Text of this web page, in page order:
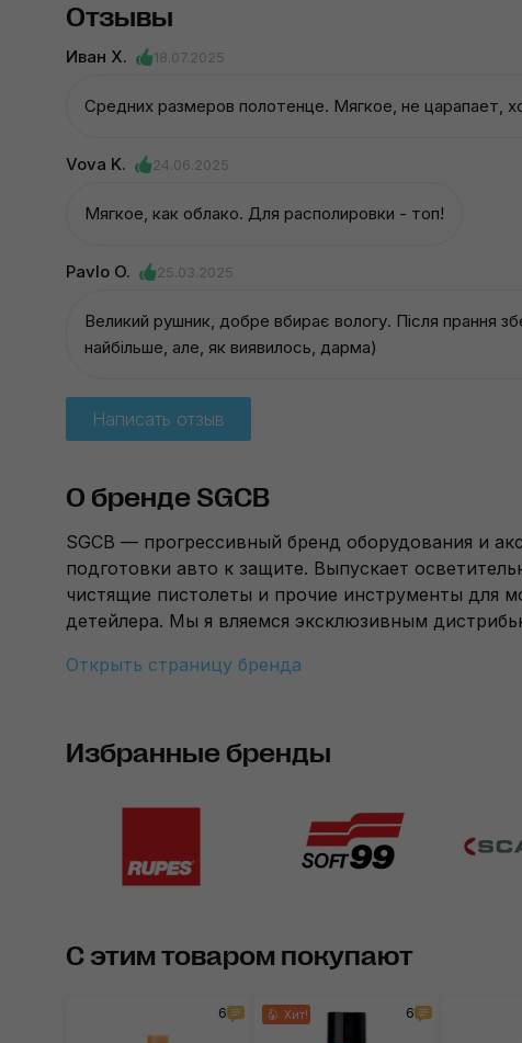
Отзывы
Иван Х. 18.07.2025
Средних размеров полотенце. Мягкое, не царапает,
Vova K. 24.06.2025
Мягкое, как облако. Для располировки - топ!
Pavlo O. 25.03.2025
Великий рушник, добре вбирає вологу. Після прання
найбільше, але, як виявилось, дарма)
Написать отзыв
О бренде SGCB
SGCB — прогрессивный бренд оборудования и
подготовки авто к защите. Выпускает
чистящие пистолеты и прочие инструменты для
детейлера. Мы я вляемся эксклюзивным
Открыть страницу бренда
Избранные бренды
С этим товаром покупают
6 Хит! 6